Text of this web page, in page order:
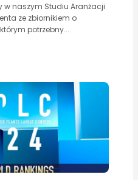
w naszym Studiu Aranżacji
ze zbiornikiem o
potrzebny...